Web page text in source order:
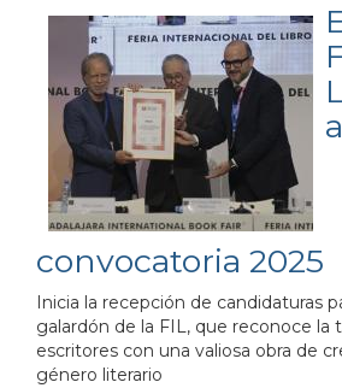
convocatoria 2025
Inicia la recepción de candidaturas
galardón de la FIL, que reconoce la
escritores con una valiosa obra de
género literario